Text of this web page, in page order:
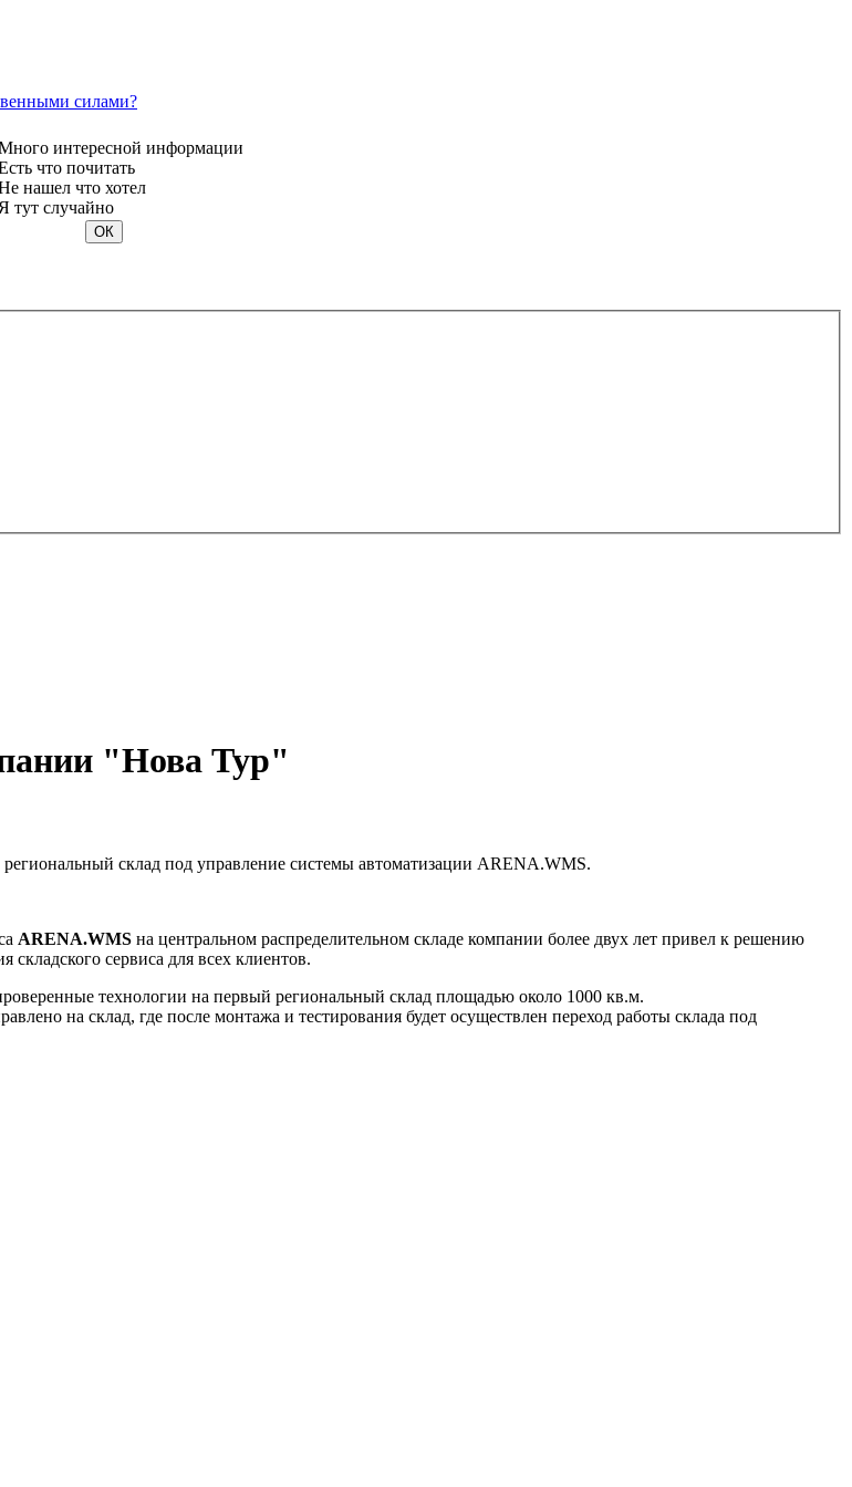
силами?
интересной информации
что почитать
нашел что хотел
Я тут случайно
"Нова Тур"
склад под управление системы автоматизации ARENA.WMS.
ARENA.WMS на центральном распределительном складе компании более двух лет привел к решению
сервиса для всех клиентов.
технологии на первый региональный склад площадью около 1000 кв.м.
на склад, где после монтажа и тестирования будет осуществлен переход работы склада под